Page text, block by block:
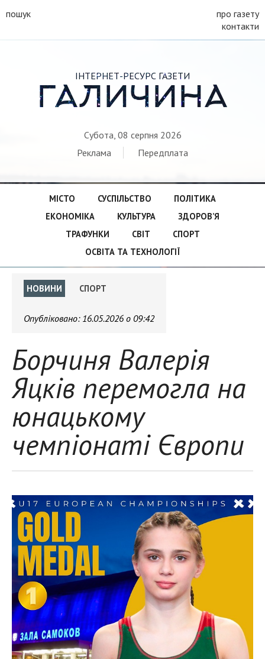
пошук
про газету
контакти
ІНТЕРНЕТ-РЕСУРС ГАЗЕТИ
ГАЛИЧИНА
Субота, 08 серпня 2026
Реклама
Передплата
МІСТО СУСПІЛЬСТВО
ПОЛІТИКА
ЕКОНОМІКА
КУЛЬТУРА
ЗДОРОВ’Я
ТРАФУНКИ
СВІТ
СПОРТ
ОСВІТА ТА ТЕХНОЛОГІЇ
НОВИНИ СПОРТ
Опубліковано: 16.05.2026 о 09:42
Борчиня Валерія
Яцків перемогла на
юнацькому
чемпіонаті Європи